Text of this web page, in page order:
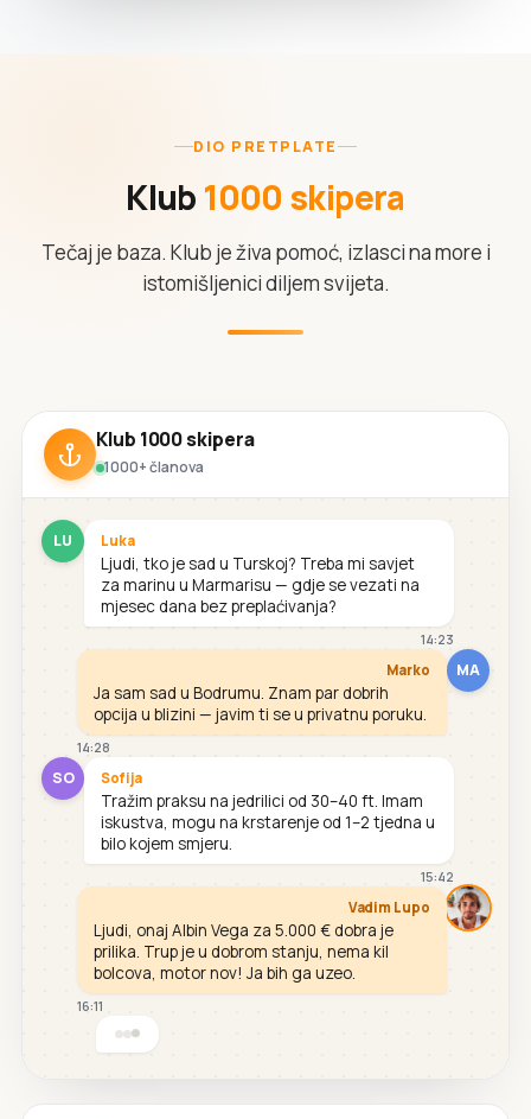
DIO PRETPLATE
Klub 1000 skipera
Tečaj je baza. Klub je živa pomoć, izlasci na more i
istomišljenici diljem svijeta.
Klub 1000 skipera
1000+ članova
LU Luka
Ljudi, tko je sad u Turskoj? Treba mi savjet
za marinu u Marmarisu — gdje se vezati na
mjesec dana bez preplaćivanja?
14:23
MA
Marko
Ja sam sad u Bodrumu. Znam par dobrih
opcija u blizini — javim ti se u privatnu poruku.
14:28
SO Sofija
Tražim praksu na jedrilici od 30–40 ft. Imam
iskustva, mogu na krstarenje od 1–2 tjedna u
bilo kojem smjeru.
15:42
Vadim Lupo
Ljudi, onaj Albin Vega za 5.000 € dobra je
prilika. Trup je u dobrom stanju, nema kil
bolcova, motor nov! Ja bih ga uzeo.
16:11